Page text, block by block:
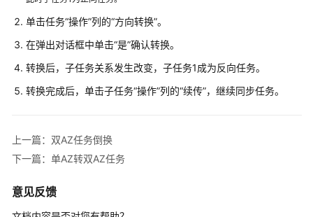
用
户
指
南
工
作
实
单击任务“操作”列的“方向转换”。
在弹出对话框中单击“是”确认转换。
转换后，子任务关系发生改变，子任务1成为反向任务。
转换完成后，单击子任务“操作”列的“续传”，继续同步任务。
上一篇：双AZ任务倒换
下一篇：单AZ转双AZ任务
意见反馈